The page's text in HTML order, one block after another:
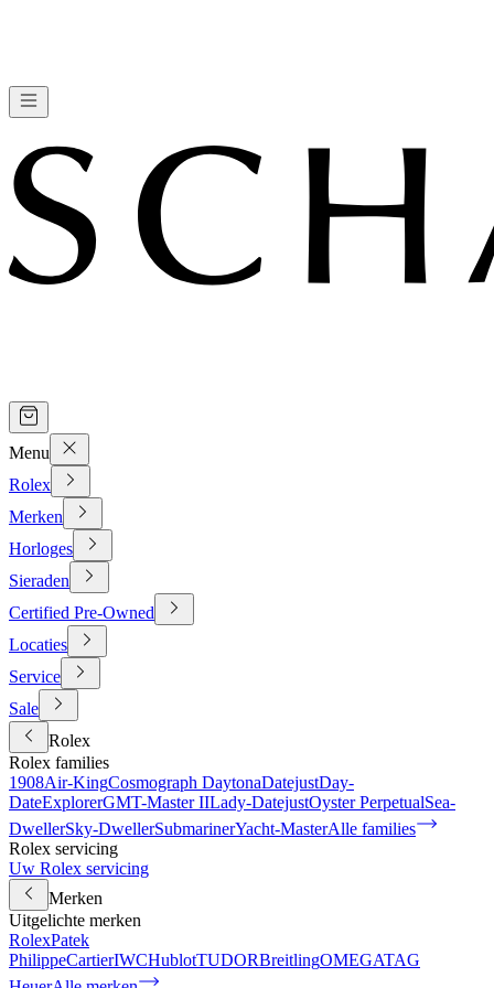
Menu
Rolex
Merken
Horloges
Sieraden
Certified Pre-Owned
Locaties
Service
Sale
Rolex
Rolex families
1908Air-KingCosmograph DaytonaDatejustDay-
DateExplorerGMT-Master IILady-DatejustOyster PerpetualSea-
DwellerSky-DwellerSubmarinerYacht-MasterAlle families
Rolex servicing
Uw Rolex servicing
Merken
Uitgelichte merken
RolexPatek
PhilippeCartierIWCHublotTUDORBreitlingOMEGATAG